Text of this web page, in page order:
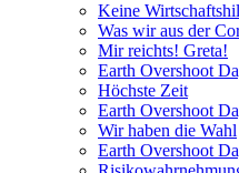
Keine
Was wir aus der
Mir reichts! Greta!
Earth Overshoot
Höchste Zeit
Earth Overshoot
Wir haben die Wahl
Earth Overshoot